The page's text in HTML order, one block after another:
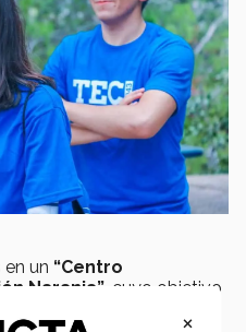
un “Centro
Naranja” , cuyo objetivo
de programas,
×